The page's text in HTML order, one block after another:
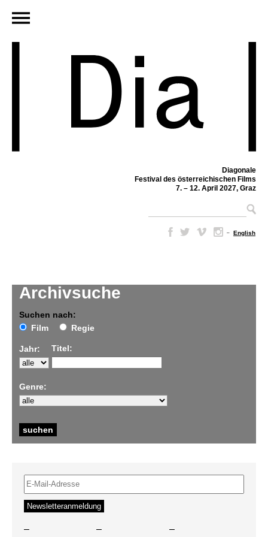
Diagonale
Festival des österreichischen Films
7. – 12. April 2027, Graz
– English
Archivsuche
Suchen nach:
Film
Regie
Jahr: Titel:
Genre:
– – –